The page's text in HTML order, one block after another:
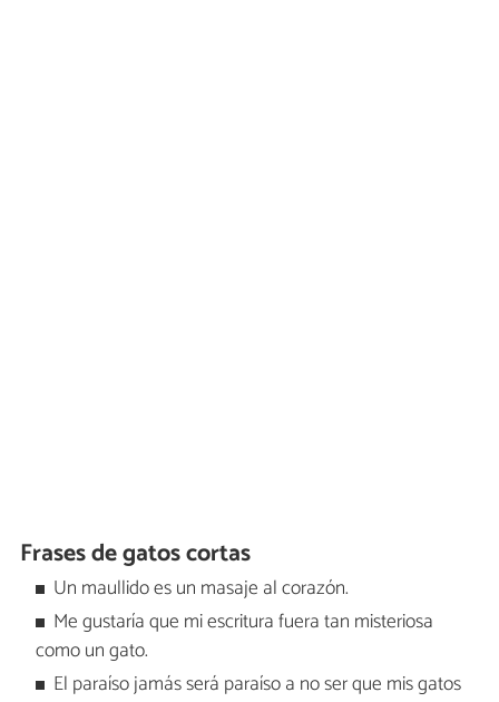
Frases de gatos cortas
Un maullido es un masaje al corazón.
Me gustaría que mi escritura fuera tan misteriosa
como un gato.
El paraíso jamás será paraíso a no ser que mis gatos